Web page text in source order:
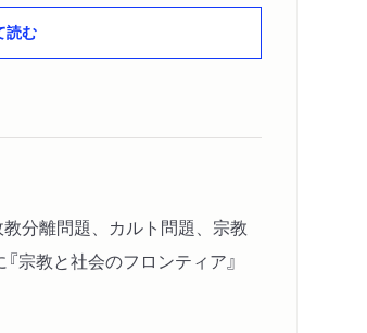
る 中北浩爾(政治学者)
彦(政治学者)
(教育社会学者)
育政策 杉原里美(朝日新聞記
読む
分離問題、カルト問題、宗教
宗教と社会のフロンティア』